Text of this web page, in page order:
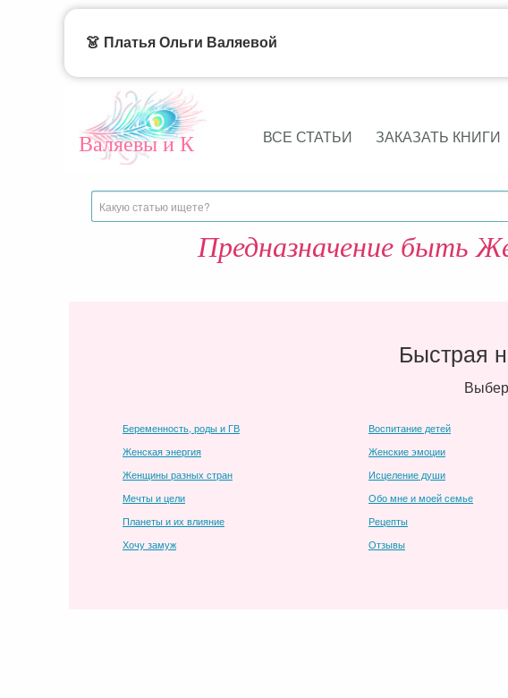
Валяевы и К ВСЕ СТАТЬИ ЗАКАЗАТЬ КНИГИ
Предназначение быть
Быстрая
Беременность, роды и ГВ Воспитание детей
Женская энергия
Женские эмоции
Женщины разных стран
Исцеление души
Мечты и цели
Обо мне и моей семье
Планеты и их влияние
Рецепты
Хочу замуж
Отзывы
👗 Платья Ольги Валяевой